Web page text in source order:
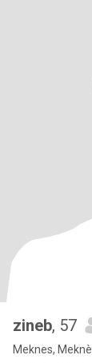
zineb, 57
Meknes,